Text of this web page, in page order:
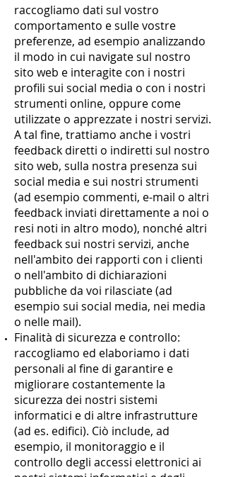
raccogliamo dati sul vostro
comportamento e sulle vostre
preferenze, ad esempio analizzando
il modo in cui navigate sul nostro
sito web e interagite con i nostri
profili sui social media o con i nostri
strumenti online, oppure come
utilizzate o apprezzate i nostri servizi.
A tal fine, trattiamo anche i vostri
feedback diretti o indiretti sul nostro
sito web, sulla nostra presenza sui
social media e sui nostri strumenti
(ad esempio commenti, e-mail o altri
feedback inviati direttamente a noi o
resi noti in altro modo), nonché altri
feedback sui nostri servizi, anche
nell'ambito dei rapporti con i clienti
o nell'ambito di dichiarazioni
pubbliche da voi rilasciate (ad
esempio sui social media, nei media
o nelle mail).
Finalità di sicurezza e controllo:
raccogliamo ed elaboriamo i dati
personali al fine di garantire e
migliorare costantemente la
sicurezza dei nostri sistemi
informatici e di altre infrastrutture
(ad es. edifici). Ciò include, ad
esempio, il monitoraggio e il
controllo degli accessi elettronici ai